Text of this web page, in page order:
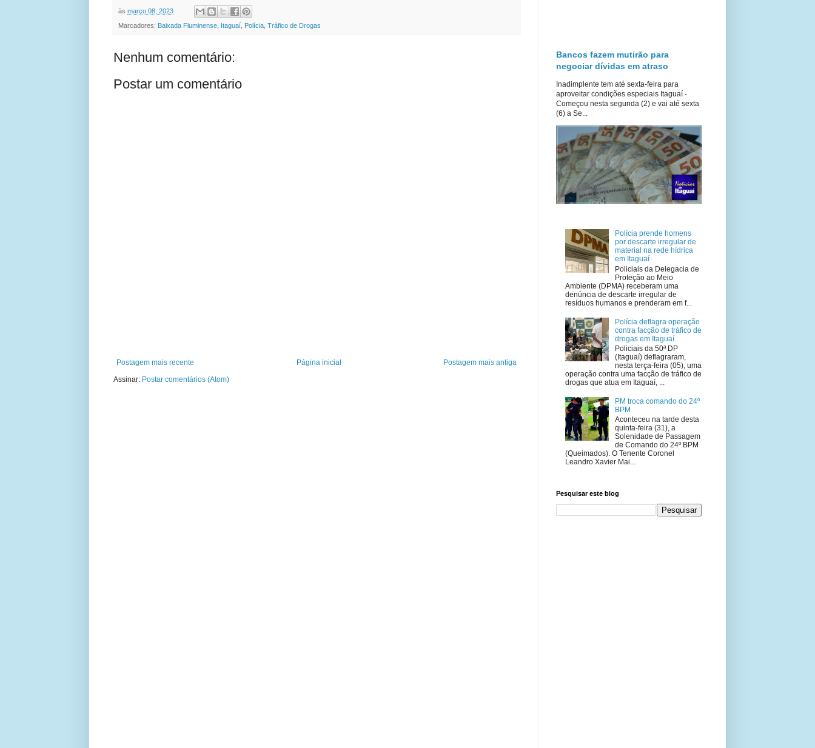
às março 08, 2023
Marcadores: Baixada Fluminense Itaguaí Polícia Tráfico de Drogas
Nenhum comentário:
Postar um comentário
Postagem mais recente Postagem mais antiga
Página inicial
Assinar: Postar comentários (Atom)
Bancos fazem mutirão para
negociar dívidas em atraso
Inadimplente tem até sexta-feira para
aproveitar condições especiais Itaguaí -
Começou nesta segunda (2) e vai até sexta
(6) a Se...
Polícia prende homens
por descarte irregular de
material na rede hídrica
em Itaguaí
Policiais da Delegacia de
Proteção ao Meio
Ambiente (DPMA) receberam uma
denúncia de descarte irregular de
resíduos humanos e prenderam em f...
Polícia deflagra operação
contra facção de tráfico de
drogas em Itaguaí
Policiais da 50ª DP
(Itaguaí) deflagraram,
nesta terça-feira (05), uma
operação contra uma facção de tráfico de
drogas que atua em Itaguaí, ...
PM troca comando do 24º
BPM
Aconteceu na tarde desta
quinta-feira (31), a
Solenidade de Passagem
de Comando do 24º BPM
(Queimados). O Tenente Coronel
Leandro Xavier Mai...
Pesquisar este blog